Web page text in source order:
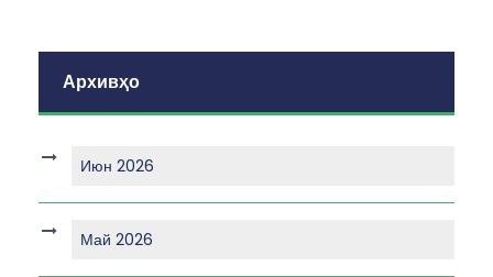
Архивҳо
Июн 2026
Май 2026